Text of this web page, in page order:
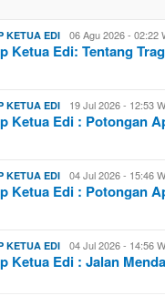
KETUA EDI 06 Agu 2026 - 02:22
Ketua Edi: Tentang
KETUA EDI 19 Jul 2026 - 12:53
Ketua Edi : Potongan
KETUA EDI 04 Jul 2026 - 15:46
Ketua Edi : Potongan
KETUA EDI 04 Jul 2026 - 14:56
Ketua Edi : Jalan